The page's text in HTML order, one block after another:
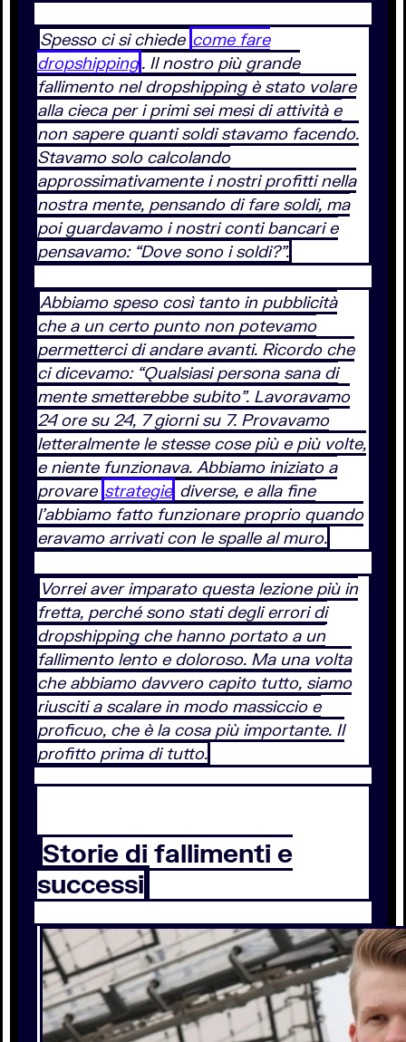
Spesso ci si chiede come fare
dropshipping. Il nostro più grande
fallimento nel dropshipping è stato volare
alla cieca per i primi sei mesi di attività e
non sapere quanti soldi stavamo facendo.
Stavamo solo calcolando
approssimativamente i nostri profitti nella
nostra mente, pensando di fare soldi, ma
poi guardavamo i nostri conti bancari e
pensavamo: “Dove sono i soldi?”.
Abbiamo speso così tanto in pubblicità
che a un certo punto non potevamo
permetterci di andare avanti. Ricordo che
ci dicevamo: “Qualsiasi persona sana di
mente smetterebbe subito”. Lavoravamo
24 ore su 24, 7 giorni su 7. Provavamo
letteralmente le stesse cose più e più volte,
e niente funzionava. Abbiamo iniziato a
provare strategie diverse, e alla fine
l’abbiamo fatto funzionare proprio quando
eravamo arrivati con le spalle al muro.
Vorrei aver imparato questa lezione più in
fretta, perché sono stati degli errori di
dropshipping che hanno portato a un
fallimento lento e doloroso. Ma una volta
che abbiamo davvero capito tutto, siamo
riusciti a scalare in modo massiccio e
proficuo, che è la cosa più importante. Il
profitto prima di tutto.
Storie di fallimenti e
successi